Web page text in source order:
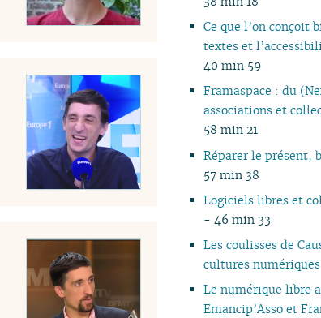
04
01
01
Ce que l’on conçoit
textes et
40 min 59
Framaspace : du
associations et
58 min 21
Réparer le présent,
57 min 38
Logiciels libres et
- 46 min 33
Les coulisses de
cultures numériques
Le numérique libre
Emancip’Asso et